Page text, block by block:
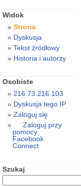
Widok
Strona
Dyskusja
Tekst źródłowy
Historia i autorzy
Osobiste
216.73.216.103
Dyskusja tego IP
Zaloguj się
Zaloguj przy
pomocy
Facebook
Connect
Szukaj